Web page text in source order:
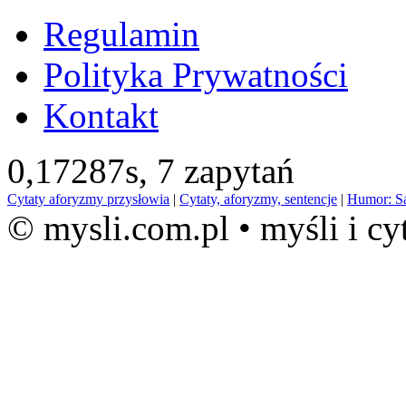
Regulamin
Polityka Prywatności
Kontakt
0,17287s, 7 zapytań
Cytaty aforyzmy przysłowia | Cytaty, aforyzmy, sentencje | Humor:
© mysli.com.pl • myśli i